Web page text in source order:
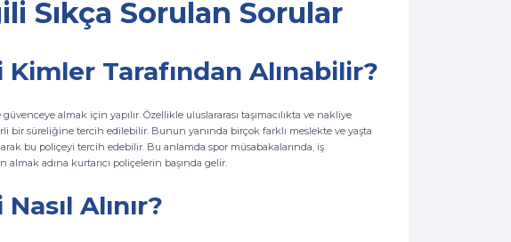
Sıkça Sorulan Sorular
Tarafından Alınabilir?
almak için yapılır. Özellikle uluslararası taşımacılıkta ve nakliye
bir süreliğine tercih edilebilir. Bunun yanında birçok farklı meslekte ve yaşta
bu poliçeyi tercih edebilir. Bu anlamda spor müsabakalarında, iş
adına kurtarıcı poliçelerin başında gelir.
Alınır?